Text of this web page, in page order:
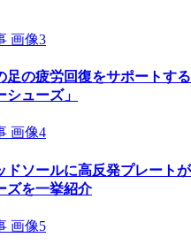
足の疲労回復をサポートす
シューズ」
ドソールに高反発プレート
ズを一挙紹介